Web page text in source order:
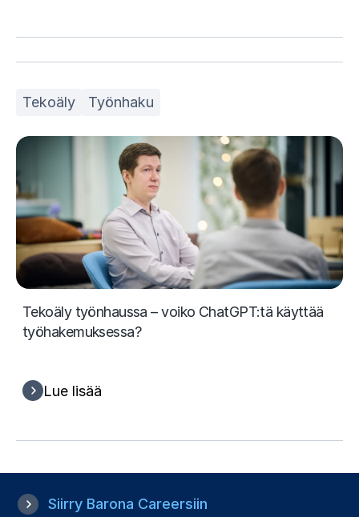
Tekoäly Työnhaku
Tekoäly työnhaussa – voiko ChatGPT:tä käyttää
työhakemuksessa?
Lue lisää
Siirry Barona Careersiin